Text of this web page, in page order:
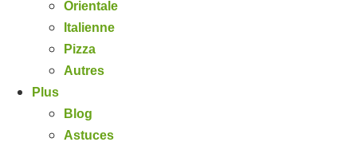
Orientale
Italienne
Pizza
Autres
Plus
Blog
Astuces